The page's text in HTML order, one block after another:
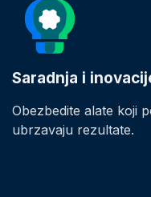
Saradnja i
Obezbedite alate koji
ubrzavaju rezultate.